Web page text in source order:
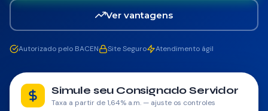
Crédito Pessoal
Imóveis
Ver vantagens
Autorizado pelo BACEN Site Seguro Atendimento ágil
Simule seu Consignado Servidor
Taxa a partir de 1,64% a.m. — ajuste os controles